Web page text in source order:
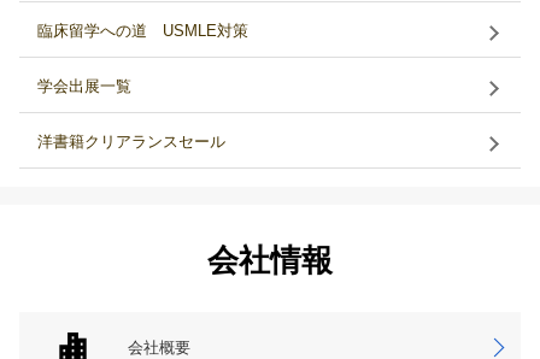
臨床留学への道 USMLE対策
学会出展一覧
洋書籍クリアランスセール
会社情報
会社概要